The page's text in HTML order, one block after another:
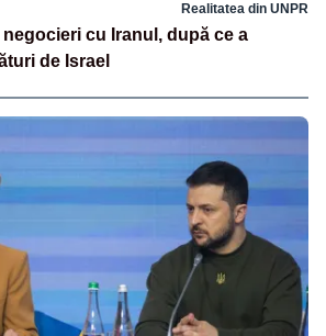
Realitatea din UNPR
cu Iranul, după ce a
de Israel